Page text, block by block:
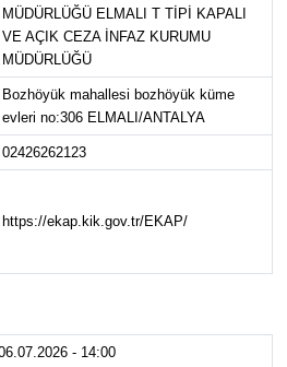
MÜDÜRLÜĞÜ ELMALI T TİPİ KAPALI
VE AÇIK CEZA İNFAZ KURUMU
MÜDÜRLÜĞÜ
Bozhöyük mahallesi bozhöyük küme
evleri no:306 ELMALI/ANTALYA
02426262123
https://ekap.kik.gov.tr/EKAP/
- 14:00